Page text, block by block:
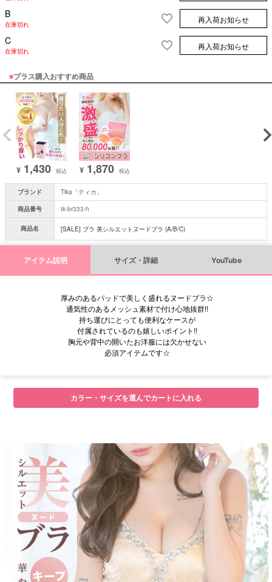
B
在庫切れ
再入荷お知らせ
C
在庫切れ
再入荷お知らせ
■プラス購入おすすめ商品
¥ 1,430 税込 ¥ 1,870 税込
ブランド
Tika「ティカ」
商品番号
tk-br333-h
商品名 [SALE] ブラ 美シルエットヌードブラ (A/B/C)
アイテム説明 サイズ・詳細 YouTube
厚みのあるパッドで美しく盛れるヌードブラ☆
通気性のあるメッシュ素材で付け心地抜群!!
持ち運びにとっても便利なケースが
付属されているのも嬉しいポイント!!
胸元や背中の開いたお洋服には欠かせない
必須アイテムです☆
カラー・サイズを選んでカートに入れる